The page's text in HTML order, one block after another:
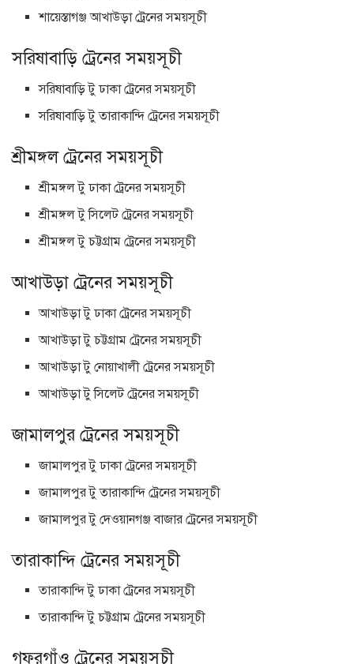
শায়েস্তাগঞ্জ আখাউড়া ট্রেনের সময়সূচী
সরিষাবাড়ি ট্রেনের সময়সূচী
সরিষাবাড়ি টু ঢাকা ট্রেনের সময়সূচী
সরিষাবাড়ি টু তারাকান্দি ট্রেনের সময়সূচী
শ্রীমঙ্গল ট্রেনের সময়সূচী
শ্রীমঙ্গল টু ঢাকা ট্রেনের সময়সূচী
শ্রীমঙ্গল টু সিলেট ট্রেনের সময়সূচী
শ্রীমঙ্গল টু চট্টগ্রাম ট্রেনের সময়সূচী
আখাউড়া ট্রেনের সময়সূচী
আখাউড়া টু ঢাকা ট্রেনের সময়সূচী
আখাউড়া টু চট্টগ্রাম ট্রেনের সময়সূচী
আখাউড়া টু নোয়াখালী ট্রেনের সময়সূচী
আখাউড়া টু সিলেট ট্রেনের সময়সূচী
জামালপুর ট্রেনের সময়সূচী
জামালপুর টু ঢাকা ট্রেনের সময়সূচী
জামালপুর টু তারাকান্দি ট্রেনের সময়সূচী
জামালপুর টু দেওয়ানগঞ্জ বাজার ট্রেনের সময়সূচী
তারাকান্দি ট্রেনের সময়সূচী
তারাকান্দি টু ঢাকা ট্রেনের সময়সূচী
তারাকান্দি টু চট্টগ্রাম ট্রেনের সময়সূচী
গফরগাঁও ট্রেনের সময়সূচী